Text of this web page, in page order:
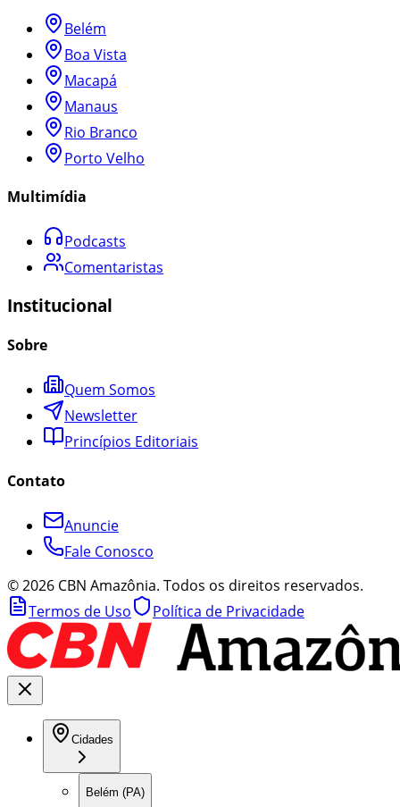
Belém
Boa Vista
Macapá
Manaus
Rio Branco
Porto Velho
Multimídia
Podcasts
Comentaristas
Institucional
Sobre
Quem Somos
Newsletter
Princípios Editoriais
Contato
Anuncie
Fale Conosco
©2026 CBN Amazônia. Todos os direitos reservados.
Termos de Uso
Política de Privacidade
Cidades
Belém (PA)